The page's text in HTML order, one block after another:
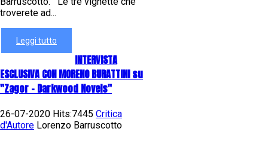
troverete ad...
Leggi tutto
INTERVISTA
ESCLUSIVA CON MORENO BURATTINI su
"Zagor - Darkwood Novels"
26-07-2020 Hits:7445 Critica
d'Autore Lorenzo Barruscotto